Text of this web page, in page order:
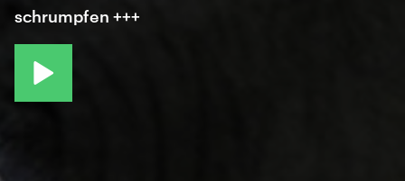
schrumpfen +++